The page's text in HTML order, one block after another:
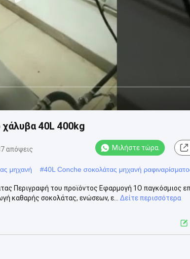
40L 400kg
απόψεις Μιλήστε τώρα.
μηχανή #40L Conche σοκολάτας μηχανή
Περιγραφή του προϊόντος Εφαρμογή 1Ο παγκόσμιος
καθαρής σοκολάτας, ενώσεων, ε...
Δείτε περισσότερα